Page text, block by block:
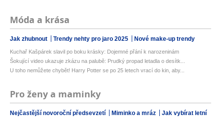
Móda a krása
Jak zhubnout Trendy nehty pro jaro 2025 Nové make-up trendy
Kuchař Kašpárek slavil po boku krásky: Dojemné přání k narozeninám
Šokující video ukazuje zkázu na palubě: Prudký propad letadla o desítk...
U toho nemůžete chybět! Harry Potter se po 25 letech vrací do kin, aby...
Pro ženy a maminky
Nejčastější novoroční předsevzetí Miminko a mráz
Jak vybírat letní